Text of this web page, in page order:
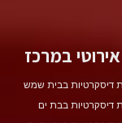
אירוטי במרכז
דיסקרטיות בבית שמש
דיסקרטיות בבת ים